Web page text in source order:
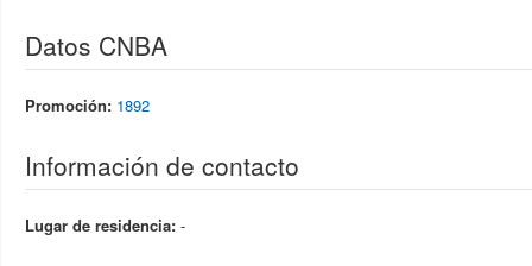
Datos CNBA
Promoción: 1892
Información de contacto
Lugar de residencia: -